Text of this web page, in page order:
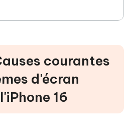
courantes
d'écran
16